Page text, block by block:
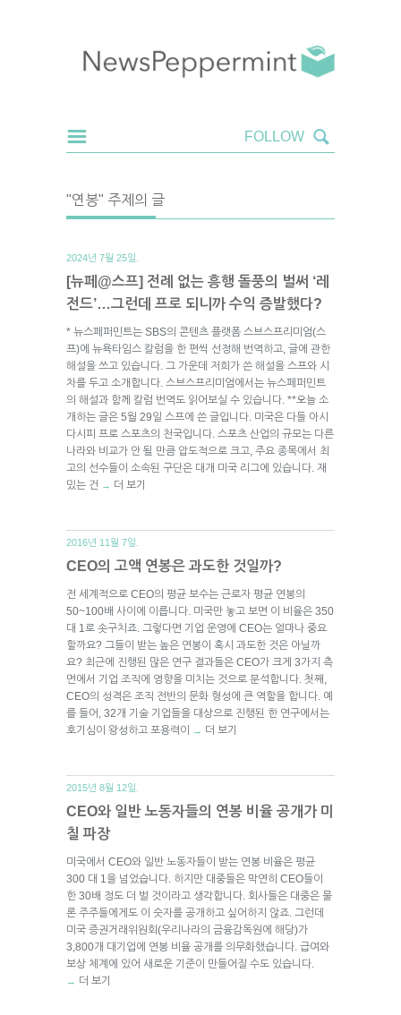
"연봉" 주제의 글
2024년 7월 25일.
[뉴페@스프] 전례 없는 흥행 돌풍의 벌써 ‘레
전드’…그런데 프로 되니까 수익 증발했다?
* 뉴스페퍼민트는 SBS의 콘텐츠 플랫폼 스브스프리미엄(스
프)에 뉴욕타임스 칼럼을 한 편씩 선정해 번역하고, 글에 관한
해설을 쓰고 있습니다. 그 가운데 저희가 쓴 해설을 스프와 시
차를 두고 소개합니다. 스브스프리미엄에서는 뉴스페퍼민트
의 해설과 함께 칼럼 번역도 읽어보실 수 있습니다. **오늘 소
개하는 글은 5월 29일 스프에 쓴 글입니다. 미국은 다들 아시
다시피 프로 스포츠의 천국입니다. 스포츠 산업의 규모는 다른
나라와 비교가 안 될 만큼 압도적으로 크고, 주요 종목에서 최
고의 선수들이 소속된 구단은 대개 미국 리그에 있습니다. 재
밌는 건 → 더 보기
2016년 11월 7일.
CEO의 고액 연봉은 과도한 것일까?
전 세계적으로 CEO의 평균 보수는 근로자 평균 연봉의
50~100배 사이에 이릅니다. 미국만 놓고 보면 이 비율은 350
대 1로 솟구치죠. 그렇다면 기업 운영에 CEO는 얼마나 중요
할까요? 그들이 받는 높은 연봉이 혹시 과도한 것은 아닐까
요? 최근에 진행된 많은 연구 결과들은 CEO가 크게 3가지 측
면에서 기업 조직에 영향을 미치는 것으로 분석합니다. 첫째,
CEO의 성격은 조직 전반의 문화 형성에 큰 역할을 합니다. 예
를 들어, 32개 기술 기업들을 대상으로 진행된 한 연구에서는
호기심이 왕성하고 포용력이
→ 더 보기
2015년 8월 12일.
CEO와 일반 노동자들의 연봉 비율 공개가 미
칠 파장
미국에서 CEO와 일반 노동자들이 받는 연봉 비율은 평균
300 대 1을 넘었습니다. 하지만 대중들은 막연히 CEO들이
한 30배 정도 더 벌 것이라고 생각합니다. 회사들은 대중은 물
론 주주들에게도 이 숫자를 공개하고 싶어하지 않죠. 그런데
미국 증권거래위원회(우리나라의 금융감독원에 해당)가
3,800개 대기업에 연봉 비율 공개를 의무화했습니다. 급여와
보상 체계에 있어 새로운 기준이 만들어질 수도 있습니다.
→ 더 보기